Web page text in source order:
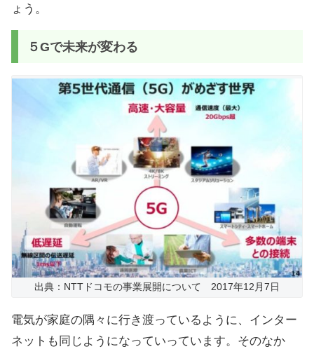
ょう。
５Gで未来が変わる
出典：NTTドコモの事業展開について 2017年12月7日
電気が家庭の隅々に行き渡っているように、インター
ネットも同じようになっていっています。そのなか